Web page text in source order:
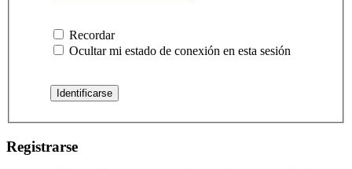
Recordar
Ocultar mi estado de conexión en esta sesión
Registrarse